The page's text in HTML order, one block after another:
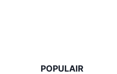
POPULAIR